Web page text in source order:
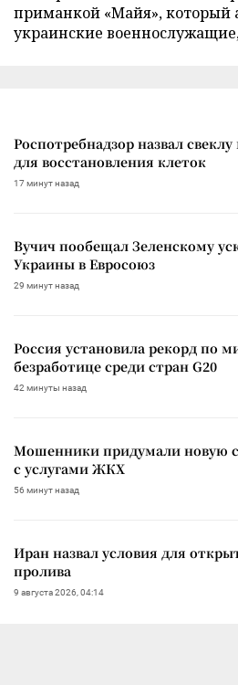
приманкой «Майя», который
украинские
Роспотребнадзор назвал
для восстановления клеток
17 минут назад
Вучич пообещал Зеленскому
Украины в Евросоюз
29 минут назад
Россия установила рекорд по
безработице среди стран G20
42 минуты назад
Мошенники придумали новую
с услугами ЖКХ
56 минут назад
Иран назвал условия для
пролива
9 августа 2026, 04:14